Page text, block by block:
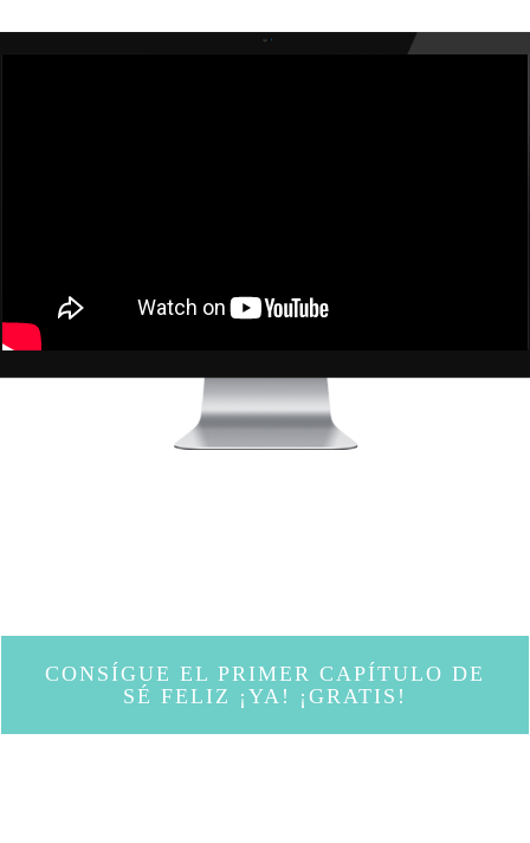
CONSÍGUE EL PRIMER CAPÍTULO DE
SÉ FELIZ ¡YA! ¡GRATIS!